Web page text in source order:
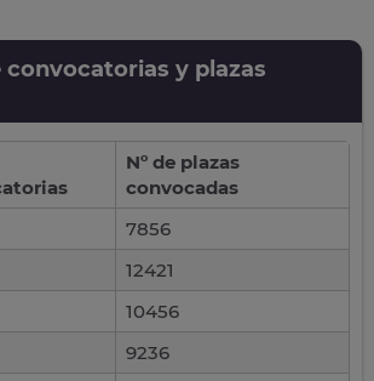
convocatorias y plazas
Nº de plazas
convocadas
7856
12421
10456
9236